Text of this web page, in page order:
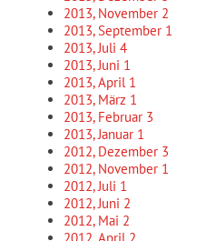
2013, November 2
2013, September 1
2013, Juli 4
2013, Juni 1
2013, April 1
2013, März 1
2013, Februar 3
2013, Januar 1
2012, Dezember 3
2012, November 1
2012, Juli 1
2012, Juni 2
2012, Mai 2